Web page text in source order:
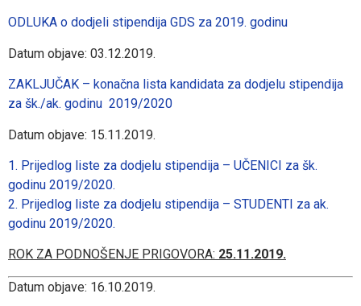
ODLUKA o dodjeli stipendija GDS za 2019. godinu
Datum objave: 03.12.2019.
ZAKLJUČAK – konačna lista kandidata za dodjelu stipendija
za šk./ak. godinu 2019/2020
Datum objave: 15.11.2019.
1. Prijedlog liste za dodjelu stipendija – UČENICI za šk.
godinu 2019/2020.
2. Prijedlog liste za dodjelu stipendija – STUDENTI za ak.
godinu 2019/2020.
ROK ZA PODNOŠENJE PRIGOVORA: 25.11.2019.
Datum objave: 16.10.2019.